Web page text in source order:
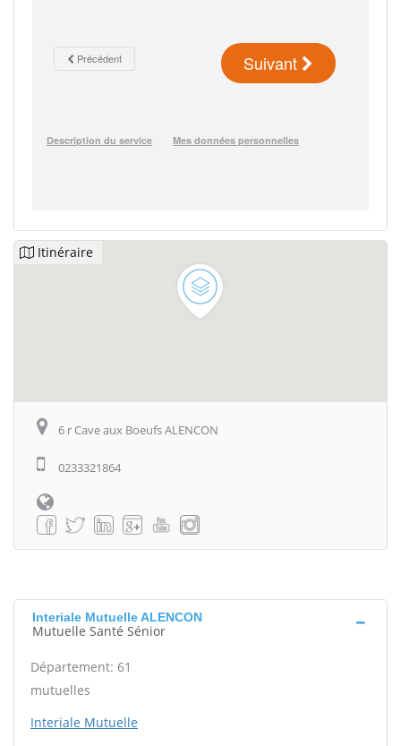
Itinéraire
6 r Cave aux Boeufs ALENCON
0233321864
Interiale Mutuelle ALENCON
Mutuelle Santé Sénior
Département: 61
mutuelles
Interiale Mutuelle